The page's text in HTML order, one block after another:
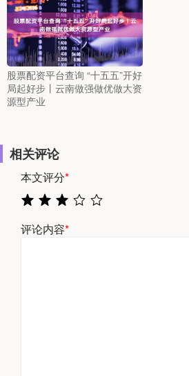
股票配资平台查询 “十五五”开好
局起好步丨云南做强做优做大资
源型产业
相关评论
本文评分*
评论内容*